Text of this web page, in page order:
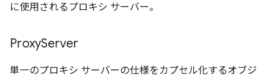
に使用されるプロキシ サーバー。
ProxyServer
単一のプロキシ サーバーの仕様をカプセル化するオブジ